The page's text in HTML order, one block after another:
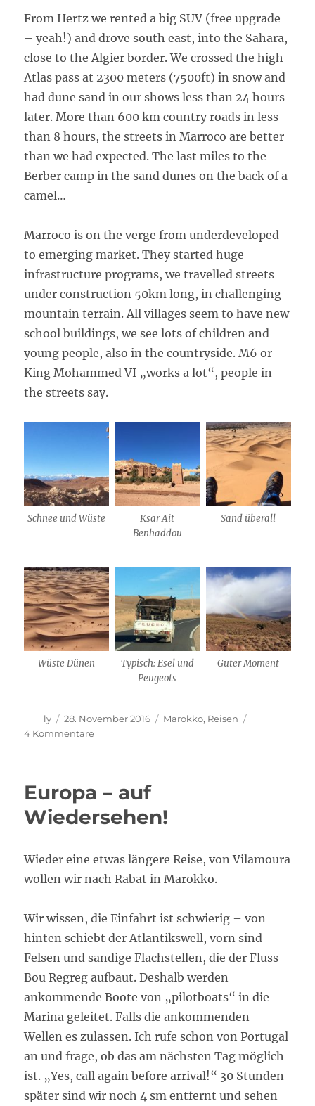
From Hertz we rented a big SUV (free upgrade
– yeah!) and drove south east, into the Sahara,
close to the Algier border. We crossed the high
Atlas pass at 2300 meters (7500ft) in snow and
had dune sand in our shows less than 24 hours
later. More than 600 km country roads in less
than 8 hours, the streets in Marroco are better
than we had expected. The last miles to the
Berber camp in the sand dunes on the back of a
camel…
Marroco is on the verge from underdeveloped
to emerging market. They started huge
infrastructure programs, we travelled streets
under construction 50km long, in challenging
mountain terrain. All villages seem to have new
school buildings, we see lots of children and
young people, also in the countryside. M6 or
King Mohammed VI „works a lot“, people in
the streets say.
Schnee und Wüste
Ksar Ait
Benhaddou
Sand überall
Wüste Dünen
Typisch: Esel und
Peugeots
Guter Moment
Autor
ly
Veröffentlicht
am
28. November 2016 Kategorien
Marokko, Reisen
4 Kommentarezu
Europa – auf
Wiedersehen!
Wieder eine etwas längere Reise, von Vilamoura
wollen wir nach Rabat in Marokko.
Wir wissen, die Einfahrt ist schwierig – von
hinten schiebt der Atlantikswell, vorn sind
Felsen und sandige Flachstellen, die der Fluss
Bou Regreg aufbaut. Deshalb werden
ankommende Boote von „pilotboats“ in die
Marina geleitet. Falls die ankommenden
Wellen es zulassen. Ich rufe schon von Portugal
an und frage, ob das am nächsten Tag möglich
ist. „Yes, call again before arrival!“ 30 Stunden
später sind wir noch 4 sm entfernt und sehen